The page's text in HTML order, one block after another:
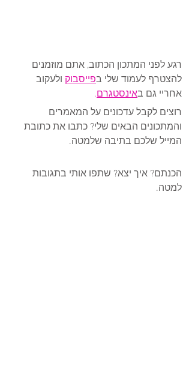
רגע לפני המתכון הכתוב, אתם מוזמנים
להצטרף לעמוד שלי בפייסבוק ולעקוב
אחריי גם באינסטגרם.
רוצים לקבל עדכונים על המאמרים
והמתכונים הבאים שלי? כתבו את כתובת
המייל שלכם בתיבה שלמטה.
הכנתם? איך יצא? שתפו אותי בתגובות
למטה.